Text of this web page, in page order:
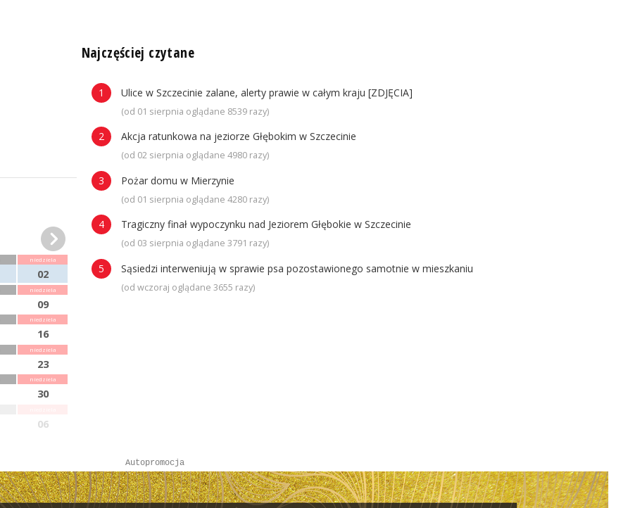
niedziela
02
niedziela
09
niedziela
16
niedziela
23
niedziela
30
06
Najczęściej czytane
Ulice w Szczecinie zalane, alerty prawie w całym kraju [ZDJĘCIA]
(od 01 sierpnia oglądane 8539 razy)
Akcja ratunkowa na jeziorze Głębokim w Szczecinie
(od 02 sierpnia oglądane 4980 razy)
Pożar domu w Mierzynie
(od 01 sierpnia oglądane 4280 razy)
Tragiczny finał wypoczynku nad Jeziorem Głębokie w Szczecinie
(od 03 sierpnia oglądane 3791 razy)
Sąsiedzi interweniują w sprawie psa pozostawionego samotnie w mieszkaniu
(od wczoraj oglądane 3655 razy)
Autopromocja